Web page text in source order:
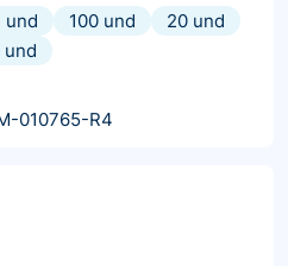
und 100 und
20 und
und
010765-R4